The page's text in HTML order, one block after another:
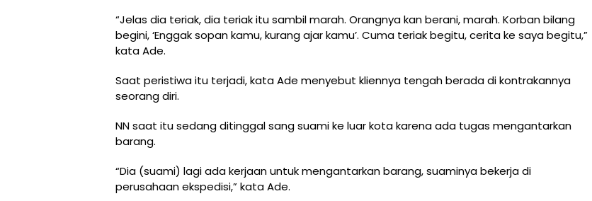
“Jelas dia teriak, dia teriak itu sambil marah. Orangnya kan berani, marah. Korban bilang
begini, ‘Enggak sopan kamu, kurang ajar kamu’. Cuma teriak begitu, cerita ke saya begitu,”
kata Ade.
Saat peristiwa itu terjadi, kata Ade menyebut kliennya tengah berada di kontrakannya
seorang diri.
NN saat itu sedang ditinggal sang suami ke luar kota karena ada tugas mengantarkan
barang.
“Dia (suami) lagi ada kerjaan untuk mengantarkan barang, suaminya bekerja di
perusahaan ekspedisi,” kata Ade.